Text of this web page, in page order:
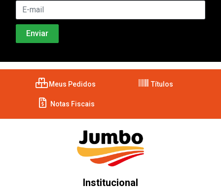
Meus Pedidos Títulos
Notas Fiscais
Institucional